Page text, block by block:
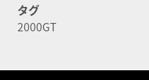
タグ
2000GT